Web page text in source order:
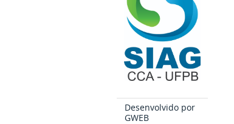
Desenvolvido por
GWEB